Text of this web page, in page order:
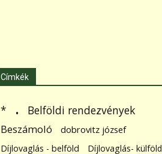
Címkék
* . Belföldi rendezvények
Beszámoló dobrovitz józsef
Díjlovaglás - belföld Díjlovaglás- külföld